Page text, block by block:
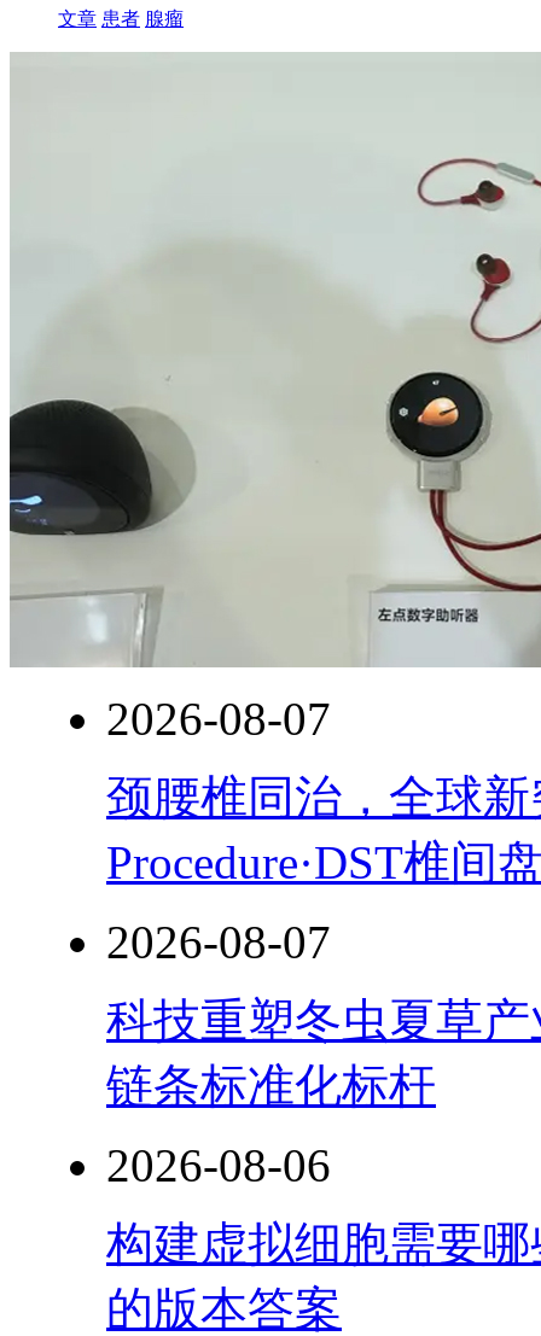
文章 患者 腺瘤
2026-08-07
颈腰椎同治，全球
Procedure·DST椎间
2026-08-07
科技重塑冬虫夏草
链条标准化标杆
2026-08-06
构建虚拟细胞需要
的版本答案